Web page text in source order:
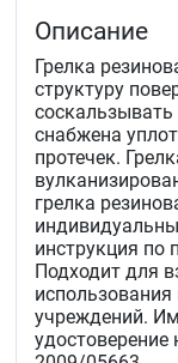
Описание
Грелка
структуру
снабжена
протечек.
грелка
инструкция по
Подходит для
учреждений.